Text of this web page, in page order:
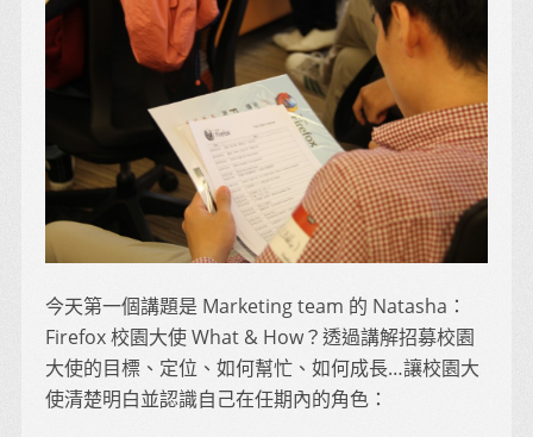
今天第一個講題是 Marketing team 的 Natasha：
Firefox 校園大使 What & How？透過講解招募校園
大使的目標、定位、如何幫忙、如何成長…讓校園大
使清楚明白並認識自己在任期內的角色：